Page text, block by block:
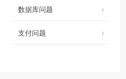
数据库问题
支付问题